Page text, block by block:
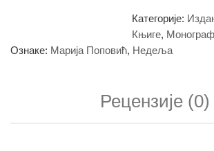
Категорије:
Књиге,
Ознаке: Марија Поповић, Недеља
Рецензије (0)